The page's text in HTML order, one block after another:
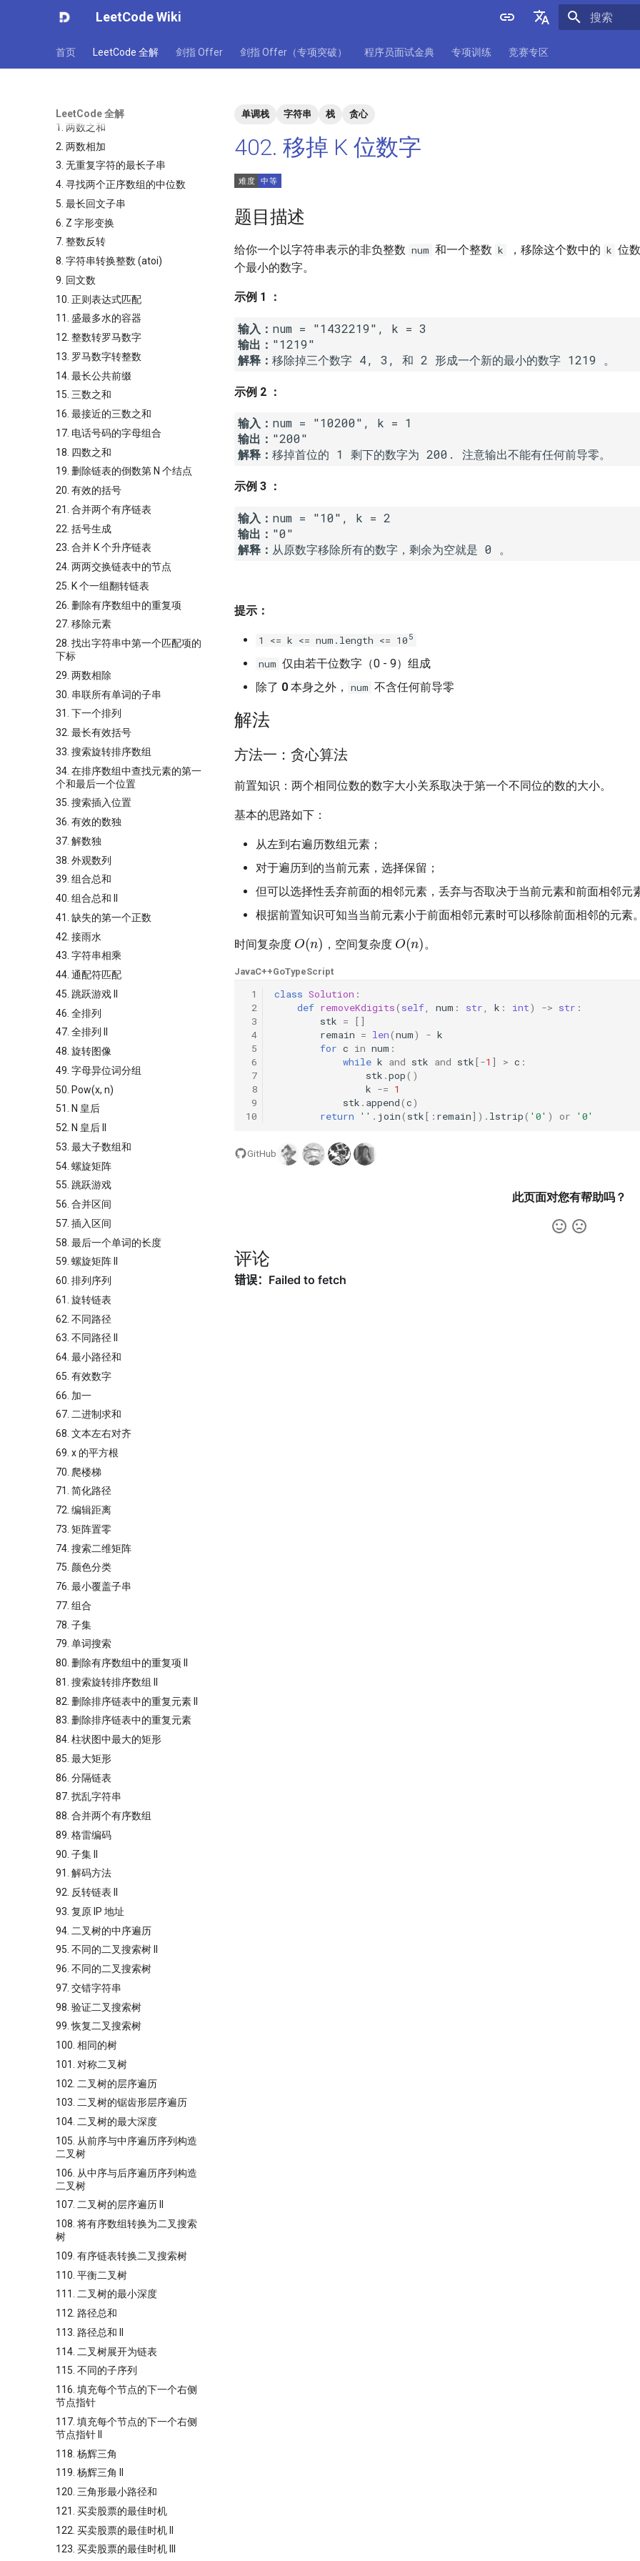
LeetCode Wiki
English
首页 LeetCode 全解 剑指 Offer 剑指 Offer（专项突破） 程序员面试金典 专项训练 竞赛专区
LeetCode 全解
1. 两数之和
2. 两数相加
3. 无重复字符的最长子串
4. 寻找两个正序数组的中位数
5. 最长回文子串
6. Z 字形变换
7. 整数反转
8. 字符串转换整数 (atoi)
9. 回文数
10. 正则表达式匹配
11. 盛最多水的容器
12. 整数转罗马数字
13. 罗马数字转整数
14. 最长公共前缀
15. 三数之和
16. 最接近的三数之和
17. 电话号码的字母组合
18. 四数之和
19. 删除链表的倒数第 N 个结点
20. 有效的括号
21. 合并两个有序链表
22. 括号生成
23. 合并 K 个升序链表
24. 两两交换链表中的节点
25. K 个一组翻转链表
26. 删除有序数组中的重复项
27. 移除元素
28. 找出字符串中第一个匹配项的
下标
29. 两数相除
30. 串联所有单词的子串
31. 下一个排列
32. 最长有效括号
33. 搜索旋转排序数组
34. 在排序数组中查找元素的第一
个和最后一个位置
35. 搜索插入位置
36. 有效的数独
37. 解数独
38. 外观数列
39. 组合总和
40. 组合总和 II
41. 缺失的第一个正数
42. 接雨水
43. 字符串相乘
44. 通配符匹配
45. 跳跃游戏 II
46. 全排列
47. 全排列 II
48. 旋转图像
49. 字母异位词分组
50. Pow(x, n)
51. N 皇后
52. N 皇后 II
53. 最大子数组和
54. 螺旋矩阵
55. 跳跃游戏
56. 合并区间
57. 插入区间
58. 最后一个单词的长度
59. 螺旋矩阵 II
60. 排列序列
61. 旋转链表
62. 不同路径
63. 不同路径 II
64. 最小路径和
65. 有效数字
66. 加一
67. 二进制求和
68. 文本左右对齐
69. x 的平方根
70. 爬楼梯
71. 简化路径
72. 编辑距离
73. 矩阵置零
74. 搜索二维矩阵
75. 颜色分类
76. 最小覆盖子串
77. 组合
78. 子集
79. 单词搜索
80. 删除有序数组中的重复项 II
81. 搜索旋转排序数组 II
82. 删除排序链表中的重复元素 II
83. 删除排序链表中的重复元素
84. 柱状图中最大的矩形
85. 最大矩形
86. 分隔链表
87. 扰乱字符串
88. 合并两个有序数组
89. 格雷编码
90. 子集 II
91. 解码方法
92. 反转链表 II
93. 复原 IP 地址
94. 二叉树的中序遍历
95. 不同的二叉搜索树 II
96. 不同的二叉搜索树
97. 交错字符串
98. 验证二叉搜索树
99. 恢复二叉搜索树
100. 相同的树
101. 对称二叉树
102. 二叉树的层序遍历
103. 二叉树的锯齿形层序遍历
104. 二叉树的最大深度
105. 从前序与中序遍历序列构造
二叉树
106. 从中序与后序遍历序列构造
二叉树
107. 二叉树的层序遍历 II
108. 将有序数组转换为二叉搜索
树
109. 有序链表转换二叉搜索树
110. 平衡二叉树
111. 二叉树的最小深度
112. 路径总和
113. 路径总和 II
114. 二叉树展开为链表
115. 不同的子序列
116. 填充每个节点的下一个右侧
节点指针
117. 填充每个节点的下一个右侧
节点指针 II
118. 杨辉三角
119. 杨辉三角 II
120. 三角形最小路径和
121. 买卖股票的最佳时机
122. 买卖股票的最佳时机 II
123. 买卖股票的最佳时机 III
单调栈 字符串 栈 贪心
402. 移掉 K 位数字
题目描述
给你一个以字符串表示的非负整数 num 和一个整数 k ，移除这个数中的 k 位
个最小的数字。
示例 1 ：
输入：
输出：
解释：
示例 2 ：
输入：
输出：
解释：
示例 3 ：
输入：
输出：
解释：
提示：
1 <= k <= num.length <= 10 5
num 仅由若干位数字（0 - 9）组成
除了 0 本身之外， num 不含任何前导零
解法
方法一：贪心算法
前置知识：两个相同位数的数字大小关系取决于第一个不同位的数的大小。
基本的思路如下：
从左到右遍历数组元素；
对于遍历到的当前元素，选择保留；
但可以选择性丢弃前面的相邻元素，丢弃与否取决于当前元素和前面相邻元
根据前置知识可知当当前元素小于前面相邻元素时可以移除前面相邻的元素。
时间复杂度
O ( n)
，空间复杂度
O ( n)
。
JavaC++GoTypeScript
1
2
3
4
5
6
7
8
9
10
class Solution :
def removeKdigits( self, num : str, k : int) -> str :
stk =
[]
remain = len(num) - k
for c in num :
while k and stk and stk[-1 ] > c :
stk .pop()
k -= 1
stk . append(c)
return
'' . join( stk[: remain]) . lstrip( '0' ) or '0'
GitHub
此页面对您有帮助吗？
评论